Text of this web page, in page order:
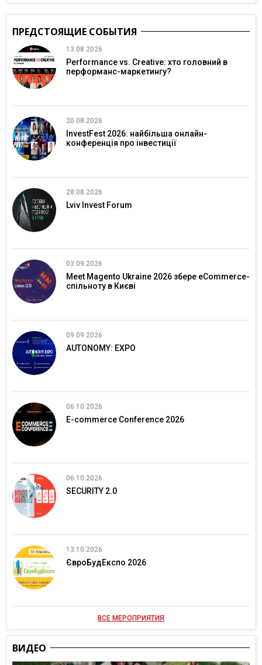
ПРЕДСТОЯЩИЕ СОБЫТИЯ
13.08.2026
Performance vs. Creative: хто головний в
перформанс-маркетингу?
20.08.2026
InvestFest 2026: найбільша онлайн-
конференція про інвестиції
28.08.2026
Lviv Invest Forum
03.09.2026
Meet Magento Ukraine 2026 збере eCommerce-
спільноту в Києві
09.09.2026
AUTONOMY: EXPO
06.10.2026
E-commerce Conference 2026
06.10.2026
SECURITY 2.0
13.10.2026
ЄвроБудЕкспо 2026
ВСЕ МЕРОПРИЯТИЯ
ВИДЕО